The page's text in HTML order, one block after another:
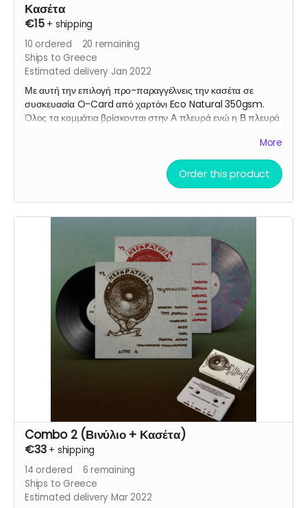
Κασέτα
€15 + shipping
10 ordered 20 remaining
Ships to Greece
Estimated delivery Jan 2022
Με αυτή την επιλογή προ-παραγγέλνεις την κασέτα σε
συσκευασία O-Card από χαρτόνι Eco Natural 350gsm.
Όλος τα κομμάτια βρίσκονται στην Α πλευρά ενώ η Β πλευρά
More
Order this product
Combo 2 (Βινύλιο + Κασέτα)
€33 + shipping
14 ordered 6 remaining
Ships to Greece
Estimated delivery Mar 2022